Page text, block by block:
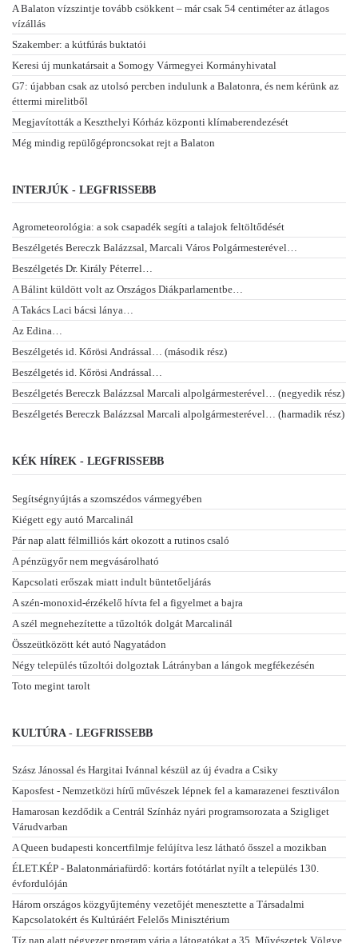
A Balaton vízszintje tovább csökkent – már csak 54 centiméter az átlagos
vízállás
Szakember: a kútfúrás buktatói
Keresi új munkatársait a Somogy Vármegyei Kormányhivatal
G7: újabban csak az utolsó percben indulunk a Balatonra, és nem kérünk az
éttermi mirelitből
Megjavították a Keszthelyi Kórház központi klímaberendezését
Még mindig repülőgéproncsokat rejt a Balaton
INTERJÚK - LEGFRISSEBB
Agrometeorológia: a sok csapadék segíti a talajok feltöltődését
Beszélgetés Bereczk Balázzsal, Marcali Város Polgármesterével…
Beszélgetés Dr. Király Péterrel…
A Bálint küldött volt az Országos Diákparlamentbe…
A Takács Laci bácsi lánya…
Az Edina…
Beszélgetés id. Kőrösi Andrással… (második rész)
Beszélgetés id. Kőrösi Andrással…
Beszélgetés Bereczk Balázzsal Marcali alpolgármesterével… (negyedik rész)
Beszélgetés Bereczk Balázzsal Marcali alpolgármesterével… (harmadik rész)
KÉK HÍREK - LEGFRISSEBB
Segítségnyújtás a szomszédos vármegyében
Kiégett egy autó Marcalinál
Pár nap alatt félmilliós kárt okozott a rutinos csaló
A pénzügyőr nem megvásárolható
Kapcsolati erőszak miatt indult büntetőeljárás
A szén-monoxid-érzékelő hívta fel a figyelmet a bajra
A szél megnehezítette a tűzoltók dolgát Marcalinál
Összeütközött két autó Nagyatádon
Négy település tűzoltói dolgoztak Látrányban a lángok megfékezésén
Toto megint tarolt
KULTÚRA - LEGFRISSEBB
Szász Jánossal és Hargitai Ivánnal készül az új évadra a Csiky
Kaposfest - Nemzetközi hírű művészek lépnek fel a kamarazenei fesztiválon
Hamarosan kezdődik a Centrál Színház nyári programsorozata a Szigliget
Várudvarban
A Queen budapesti koncertfilmje felújítva lesz látható ősszel a mozikban
ÉLET.KÉP - Balatonmáriafürdő: kortárs fotótárlat nyílt a település 130.
évfordulóján
Három országos közgyűjtemény vezetőjét menesztette a Társadalmi
Kapcsolatokért és Kultúráért Felelős Minisztérium
Tíz nap alatt négyezer program várja a látogatókat a 35. Művészetek Völgye